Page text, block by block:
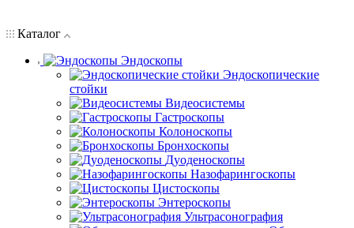
Каталог
Эндоскопы
Эндоскопические
стойки
Видеосистемы
Гастроскопы
Колоноскопы
Бронхоскопы
Дуоденоскопы
Назофарингоскопы
Цистоскопы
Энтероскопы
Ультрасонография